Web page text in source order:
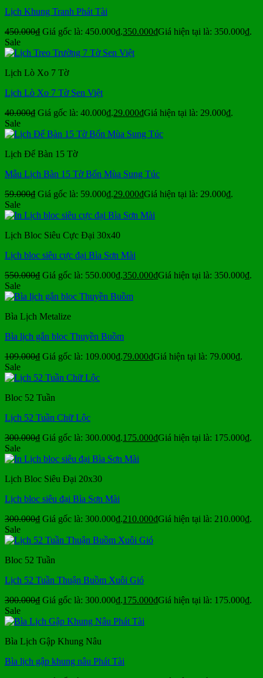
Lịch Khung Tranh Phát Tài
450.000₫ Giá gốc là: 450.000₫.350.000₫Giá hiện tại là: 350.000₫.
Sale
Lịch Lò Xo 7 Tờ
Lịch Lò Xo 7 Tờ Sen Việt
40.000₫ Giá gốc là: 40.000₫.29.000₫Giá hiện tại là: 29.000₫.
Sale
Lịch Để Bàn 15 Tờ
Mẫu Lịch Bàn 15 Tờ Bốn Mùa Sung Túc
59.000₫ Giá gốc là: 59.000₫.29.000₫Giá hiện tại là: 29.000₫.
Sale
Lịch Bloc Siêu Cực Đại 30x40
Lịch bloc siêu cực đại Bìa Sơn Mài
550.000₫ Giá gốc là: 550.000₫.350.000₫Giá hiện tại là: 350.000₫.
Sale
Bìa Lịch Metalize
Bìa lịch gắn bloc Thuyền Buồm
109.000₫ Giá gốc là: 109.000₫.79.000₫Giá hiện tại là: 79.000₫.
Sale
Bloc 52 Tuần
Lịch 52 Tuần Chữ Lộc
300.000₫ Giá gốc là: 300.000₫.175.000₫Giá hiện tại là: 175.000₫.
Sale
Lịch Bloc Siêu Đại 20x30
Lịch bloc siêu đại Bìa Sơn Mài
300.000₫ Giá gốc là: 300.000₫.210.000₫Giá hiện tại là: 210.000₫.
Sale
Bloc 52 Tuần
Lịch 52 Tuần Thuận Buồm Xuôi Gió
300.000₫ Giá gốc là: 300.000₫.175.000₫Giá hiện tại là: 175.000₫.
Sale
Bìa Lịch Gập Khung Nâu
Bìa lịch gập khung nâu Phát Tài